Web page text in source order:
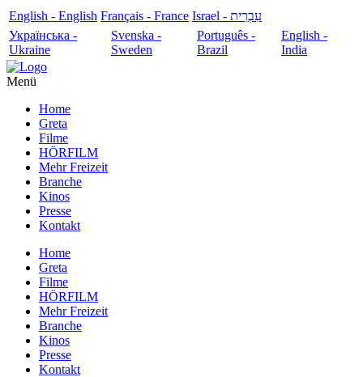
English - English Français - France
עִבְרִית - Israel
Українська -
Ukraine
Svenska -
Sweden
Português -
Brazil
English -
India
Menü
Home
Greta
Filme
HÖRFILM
Mehr Freizeit
Branche
Kinos
Presse
Kontakt
Home
Greta
Filme
HÖRFILM
Mehr Freizeit
Branche
Kinos
Presse
Kontakt